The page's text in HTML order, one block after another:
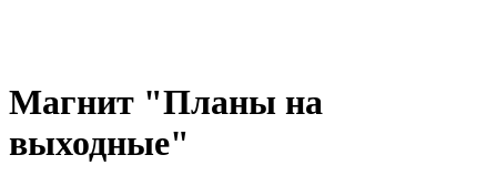
Магнит "Планы на
выходные"